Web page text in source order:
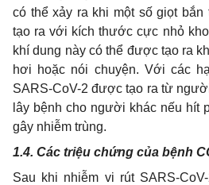
có thể xảy ra khi một số giọt
tạo ra với kích thước cực nhỏ
khí dung này có thể được tạo ra
hơi hoặc nói chuyện. Với các
SARS-CoV-2 được tạo ra từ
lây bệnh cho người khác nếu hít
gây nhiễm trùng.
1.4. Các triệu chứng của bệnh
Sau khi nhiễm vi rút SARS-